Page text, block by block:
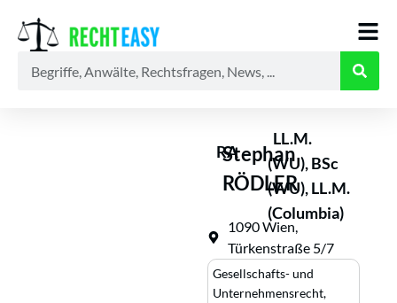
RA
Stephan
RÖDLER
LL.M.
(WU), BSc
(WU), LL.M.
(Columbia)
1090 Wien,
Türkenstraße 5/7
Gesellschafts- und
Unternehmensrecht,